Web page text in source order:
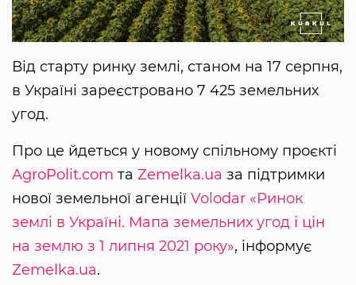
Від старту ринку землі, станом на 17 серпня,
в Україні зареєстровано 7 425 земельних
угод.
Про це йдеться у новому спільному проєкті
AgroPolit.com та Zemelka.ua за підтримки
нової земельної агенції Volodar «Ринок
землі в Україні. Мапа земельних угод і цін
на землю з 1 липня 2021 року», інформує
Zemelka.ua.